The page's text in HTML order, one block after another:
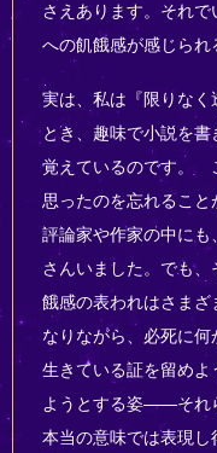
さえあります。それ
への飢餓感が感じられ
実は、私は『限りな
とき、趣味で小説を
覚えているのです。
思ったのを忘れること
評論家や作家の中にも
さんいました。でも
餓感の表われはさま
なりながら、必死に何
生きている証を留め
ようとする姿――それ
本当の意味では表現し